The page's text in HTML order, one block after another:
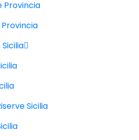
Provincia
Sicilia